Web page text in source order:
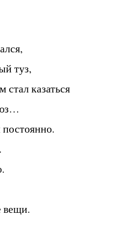
туз,
казаться
вещи.